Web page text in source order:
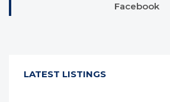
Facebook
LATEST LISTINGS